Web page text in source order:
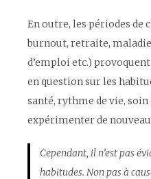
En outre, les périodes de
burnout, retraite,
d’emploi etc.)
en question sur les
santé, rythme de vie, soin
expérimenter de
Cependant, il n’est pas
habitudes. Non pas à